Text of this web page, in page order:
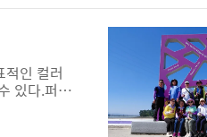
인 컬러
있다.퍼플
이 많더
파라고